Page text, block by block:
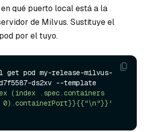
qué puerto local está a la
de Milvus. Sustituye el
por el tuyo.
get pod my-release-milvus-
ds2xv --template
(index .spec.containers
0).containerPort}}{{"\n"}}'